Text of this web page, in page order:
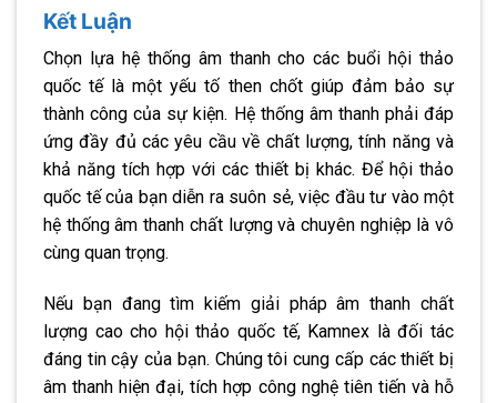
Kết Luận
Chọn lựa hệ thống âm thanh cho các buổi hội thảo
quốc tế là một yếu tố then chốt giúp đảm bảo sự
thành công của sự kiện. Hệ thống âm thanh phải đáp
ứng đầy đủ các yêu cầu về chất lượng, tính năng và
khả năng tích hợp với các thiết bị khác. Để hội thảo
quốc tế của bạn diễn ra suôn sẻ, việc đầu tư vào một
hệ thống âm thanh chất lượng và chuyên nghiệp là vô
cùng quan trọng.
Nếu bạn đang tìm kiếm giải pháp âm thanh chất
lượng cao cho hội thảo quốc tế, Kamnex là đối tác
đáng tin cậy của bạn. Chúng tôi cung cấp các thiết bị
âm thanh hiện đại, tích hợp công nghệ tiên tiến và hỗ